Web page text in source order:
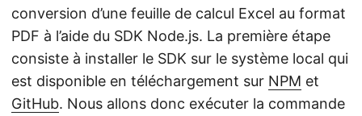
conversion d’une feuille de calcul Excel au format
PDF à l’aide du SDK Node.js. La première étape
consiste à installer le SDK sur le système local qui
est disponible en téléchargement sur NPM et
GitHub. Nous allons donc exécuter la commande